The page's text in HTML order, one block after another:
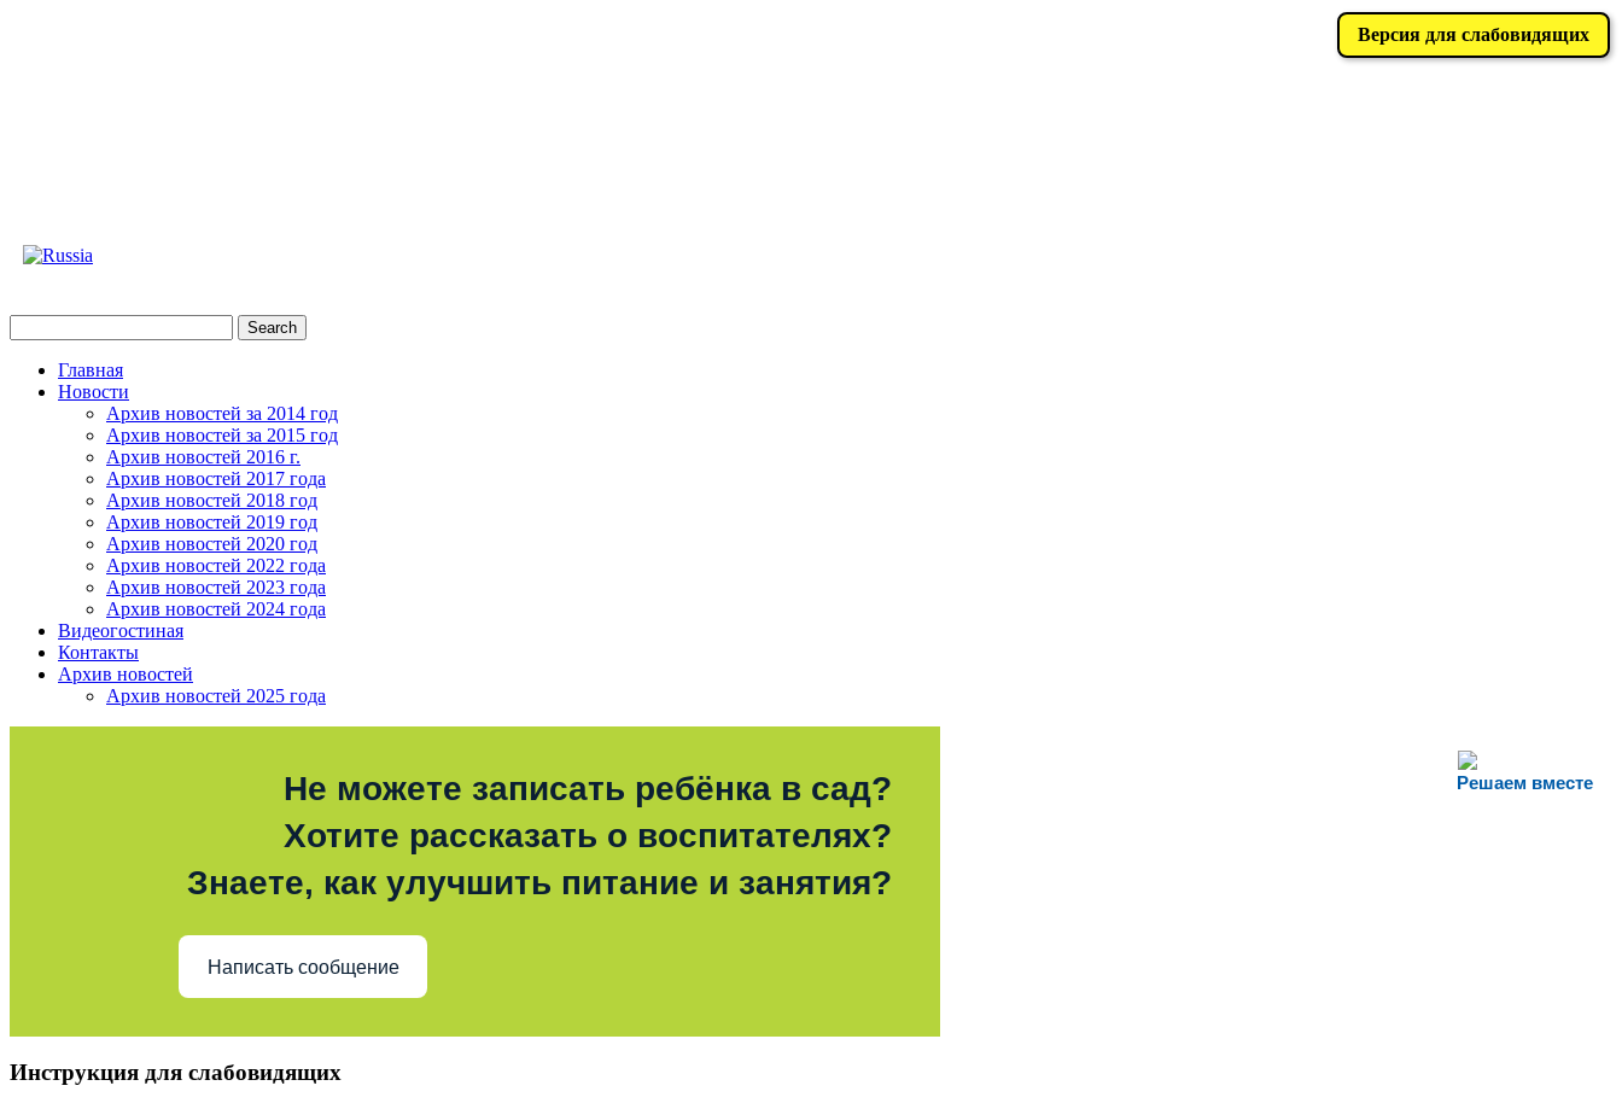
Версия для слабовидящих
Главная
Новости
Архив новостей за 2014 год
Архив новостей за 2015 год
Архив новостей 2016 г.
Архив новостей 2017 года
Архив новостей 2018 год
Архив новостей 2019 год
Архив новостей 2020 год
Архив новостей 2022 года
Архив новостей 2023 года
Архив новостей 2024 года
Видеогостиная
Контакты
Архив новостей
Архив новостей 2025 года
Решаем вместе
Не можете записать ребёнка в сад?
Хотите рассказать о воспитателях?
Знаете, как улучшить питание и занятия?
Написать сообщение
Инструкция для слабовидящих